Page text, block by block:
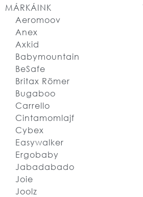
MÁRKÁINK
Aeromoov
Anex
Axkid
Babymountain
BeSafe
Britax Römer
Bugaboo
Carrello
Cintamomlajf
Cybex
Easywalker
Ergobaby
Jabadabado
Joie
Joolz